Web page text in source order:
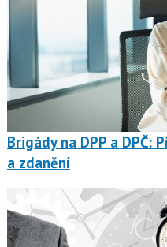
Brigády na DPP a DPČ:
a zdanění